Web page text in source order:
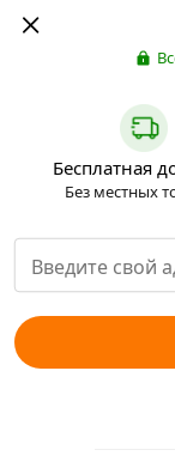
Бесплатная
Без местных